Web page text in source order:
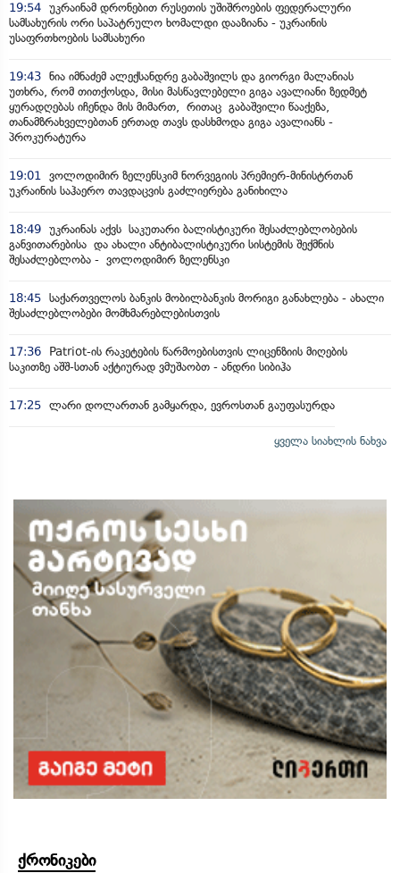
19:54 უკრაინამ დრონებით რუსეთის უშიშროების ფედერალური
სამსახურის ორი საპატრულო ხომალდი დააზიანა - უკრაინის
უსაფრთხოების სამსახური
19:43 ნია იმნაძემ ალექსანდრე გაბაშვილს და გიორგი მალანიას
უთხრა, რომ თითქოსდა, მისი მასწავლებელი გიგა ავალიანი ზედმეტ
ყურადღებას იჩენდა მის მიმართ, რითაც გაბაშვილი წააქეზა,
თანამზრახველებთან ერთად თავს დასხმოდა გიგა ავალიანს -
პროკურატურა
19:01 ვოლოდიმირ ზელენსკიმ ნორვეგიის პრემიერ-მინისტრთან
უკრაინის საჰაერო თავდაცვის გაძლიერება განიხილა
18:49 უკრაინას აქვს საკუთარი ბალისტიკური შესაძლებლობების
განვითარებისა და ახალი ანტიბალისტიკური სისტემის შექმნის
შესაძლებლობა - ვოლოდიმირ ზელენსკი
18:45 საქართველოს ბანკის მობილბანკის მორიგი განახლება - ახალი
შესაძლებლობები მომხმარებლებისთვის
17:36
Patriot-ის რაკეტების წარმოებისთვის ლიცენზიის მიღების
საკითზე აშშ-სთან აქტიურად ვმუშაობთ - ანდრი სიბიჰა
17:25 ლარი დოლართან გამყარდა, ევროსთან გაუფასურდა
ყველა სიახლის ნახვა
ქრონიკები